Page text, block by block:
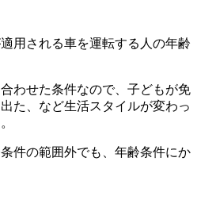
用される車を運転する人の年齢
わせた条件なので、子どもが免
た、など生活スタイルが変わっ
件の範囲外でも、年齢条件にか